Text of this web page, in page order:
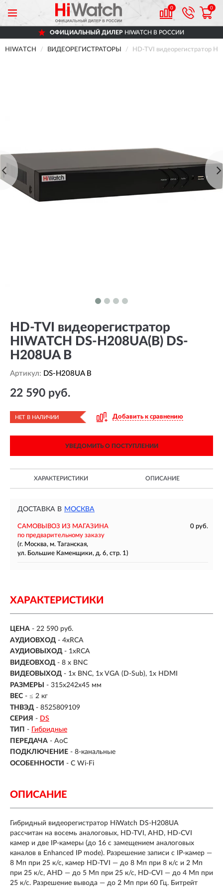
0 0
ОФИЦИАЛЬНЫЙ ДИЛЕРHIWATCH В РОССИИ
HIWATCH ВИДЕОРЕГИСТРАТОРЫ HD-TVI видеорегистратор
HD-TVI видеорегистратор
HIWATCH DS-H208UA(B) DS-
H208UA B
Артикул: DS-H208UA B
22 590 руб.
НЕТ В НАЛИЧИИ Добавить к сравнению
УВЕДОМИТЬ О ПОСТУПЛЕНИИ
ХАРАКТЕРИСТИКИ ОПИСАНИЕ
ДОСТАВКА В МОСКВА
САМОВЫВОЗ ИЗ МАГАЗИНА
0 руб.
по предварительному заказу
(г. Москва, м. Таганская,
ул. Большие Каменщики, д. 6, стр. 1)
ХАРАКТЕРИСТИКИ
ЦЕНА - 22 590 руб.
АУДИОВХОД - 4xRCA
АУДИОВЫХОД - 1xRCA
ВИДЕОВХОД - 8 х BNC
ВИДЕОВЫХОД - 1x BNC, 1x VGA (D-Sub), 1x HDMI
РАЗМЕРЫ
- 315х242х45 мм
ВЕС - ≤ 2 кг
ТНВЭД - 8525809109
СЕРИЯ - DS
ТИП - Гибридные
ПЕРЕДАЧА - AoC
ПОДКЛЮЧЕНИЕ - 8-канальные
ОСОБЕННОСТИ - С Wi-Fi
ОПИСАНИЕ
Гибридный видеорегистратор HiWatch DS-H208UA
рассчитан на восемь аналоговых, HD-TVI, AHD, HD-CVI
камер и две IP-камеры (до 16 с замещением аналоговых
каналов в Enhanced IP mode). Разрешение записи с IP-камер —
8 Мп при 25 к/с, камер HD-TVI — до 8 Мп при 8 к/с и 2 Мп
при 25 к/с, AHD — до 5 Мп при 25 к/с, HD-CVI — до 4 Мп при
25 к/с. Разрешение вывода — до 2 Мп при 60 Гц. Битрейт